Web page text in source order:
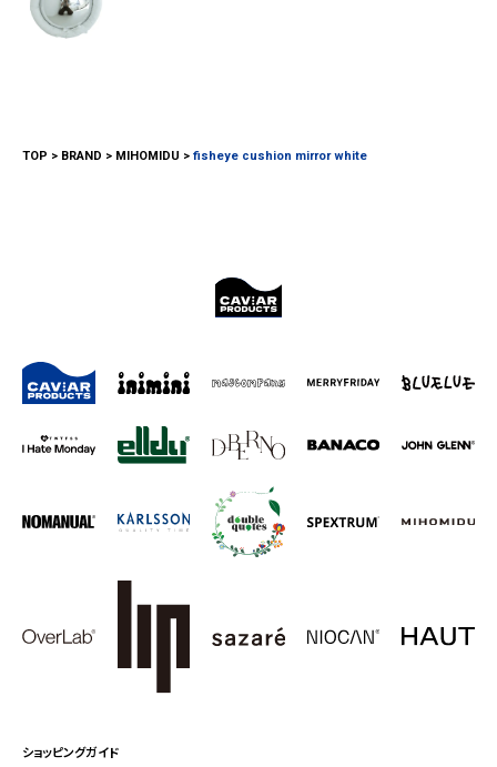
TOP BRAND MIHOMIDU fisheye cushion mirror white
ショッピングガイド